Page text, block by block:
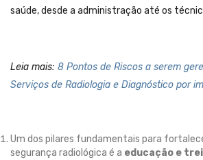
saúde, desde a administração até os
Leia mais: 8 Pontos de Riscos a serem
Serviços de Radiologia e Diagnóstico por
Um dos pilares fundamentais para
segurança radiológica é a educação e